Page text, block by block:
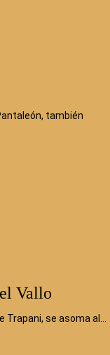
también
Vallo
Trapani, se asoma al…